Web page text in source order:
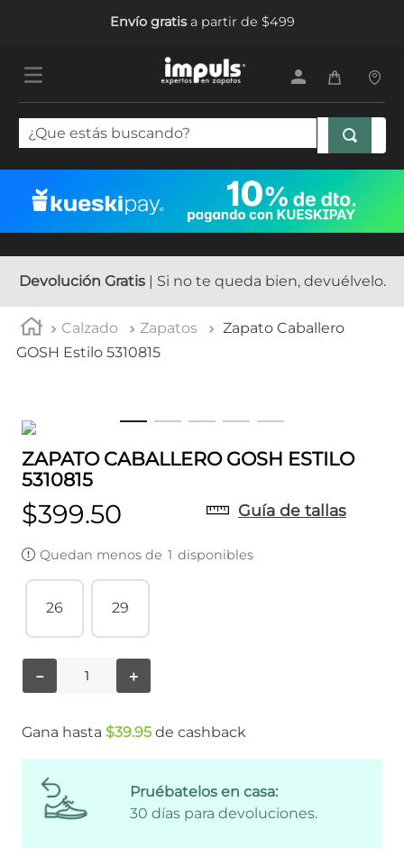
Envío gratisa partir de $499
¿Que estás buscando?
Devolución Gratis| Si no te queda bien, devuélvelo.
Calzado Zapatos
Zapato Caballero
GOSH Estilo 5310815
ZAPATO CABALLERO GOSH ESTILO
5310815
$399.50 Guía de tallas
Quedan menos de 1 disponibles
26 29
＋
－
Gana hasta $39.95 de cashback
Pruébatelos en casa:
30 días para devoluciones.
1.
tenis mujer
tenis hombre
5. tenis